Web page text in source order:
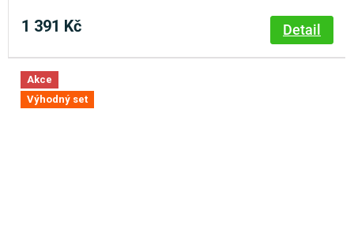
1 391 Kč Detail
Akce
Výhodný set